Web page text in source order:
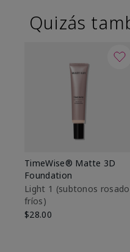
Quizás
TimeWise® Matte 3D
Foundation
Light 1​ (subtonos
fríos)
$28.00